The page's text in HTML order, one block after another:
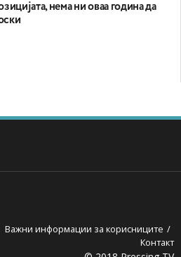
нема ни оваа година да
Важни информации за корисниците
Контакт